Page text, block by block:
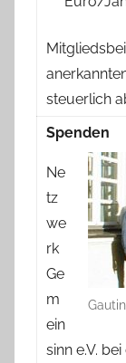
steuerlich
Spenden
Ne
tz
we
rk
Ge
m
ein
sinn e.V.